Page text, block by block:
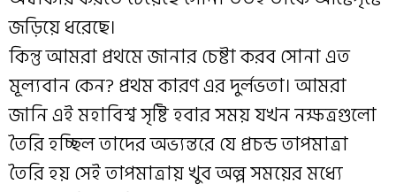
জড়িয়ে ধরেছে।
কিন্তু আমরা প্রথমে জানার চেষ্টা করব সোনা এত
মূল্যবান কেন? প্রথম কারণ এর দুর্লভতা। আমরা
জানি এই মহাবিশ্ব সৃষ্টি হবার সময় যখন নক্ষত্রগুলো
তৈরি হচ্ছিল তাদের অভ্যন্তরে যে প্রচন্ড তাপমাত্রা
তৈরি হয় সেই তাপমাত্রায় খুব অল্প সময়ের মধ্যে